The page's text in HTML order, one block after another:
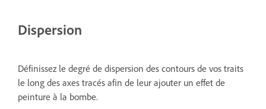
Dispersion
Définissez le degré de dispersion des contours de vos traits
le long des axes tracés afin de leur ajouter un effet de
peinture à la bombe.